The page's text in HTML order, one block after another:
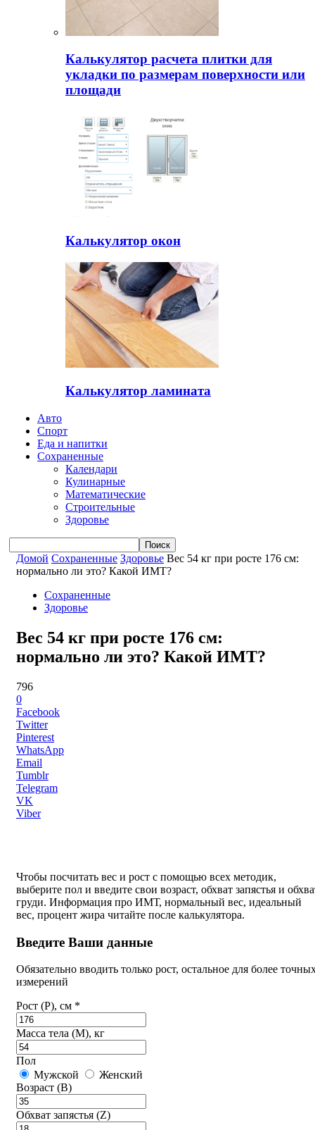
Калькулятор расчета плитки для
укладки по размерам поверхности или
площади
Калькулятор окон
Калькулятор ламината
Авто
Спорт
Еда и напитки
Сохраненные
Календари
Кулинарные
Математические
Строительные
Здоровье
Домой Сохраненные Здоровье Вес 54 кг при росте 176 см:
нормально ли это? Какой ИМТ?
Сохраненные
Здоровье
Вес 54 кг при росте 176 см:
нормально ли это? Какой ИМТ?
796
0
Facebook
Twitter
Pinterest
WhatsApp
Email
Tumblr
Telegram
VK
Viber
Чтобы посчитать вес и рост с помощью всех методик,
выберите пол и введите свои возраст, обхват запястья и
груди. Информация про ИМТ, нормальный вес, идеальный
вес, процент жира читайте после калькулятора.
Введите Ваши данные
Обязательно вводить только рост, остальное для более
измерений
Рост (P), см *
Масса тела (M), кг
Пол
Мужской
Женский
Возраст (B)
Обхват запястья (Z)